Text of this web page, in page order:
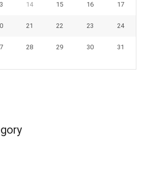
14 15 16 17
21 22 23 24
28 29 30 31